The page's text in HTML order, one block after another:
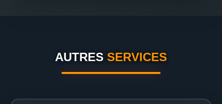
AUTRES SERVICES